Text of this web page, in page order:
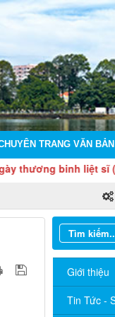
TRANG VĂN
binh liệt sĩ (27/7/
Giới thiệu
Tin Tức -